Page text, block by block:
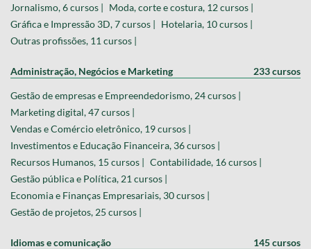
Jornalismo, 6 cursos | Moda, corte e costura, 12 cursos |
Gráfica e Impressão 3D, 7 cursos | Hotelaria, 10 cursos |
Outras profissões, 11 cursos |
Administração, Negócios e Marketing 233 cursos
Gestão de empresas e Empreendedorismo, 24 cursos |
Marketing digital, 47 cursos |
Vendas e Comércio eletrônico, 19 cursos |
Investimentos e Educação Financeira, 36 cursos |
Recursos Humanos, 15 cursos | Contabilidade, 16 cursos |
Gestão pública e Política, 21 cursos |
Economia e Finanças Empresariais, 30 cursos |
Gestão de projetos, 25 cursos |
Idiomas e comunicação 145 cursos